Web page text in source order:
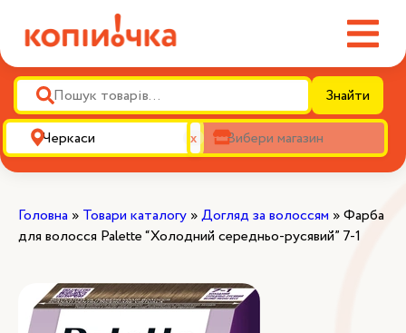
Знайти
х
Головна » Товари каталогу »Догляд за волоссям »Фарба
для волосся Palette “Холодний середньо-русявий” 7-1